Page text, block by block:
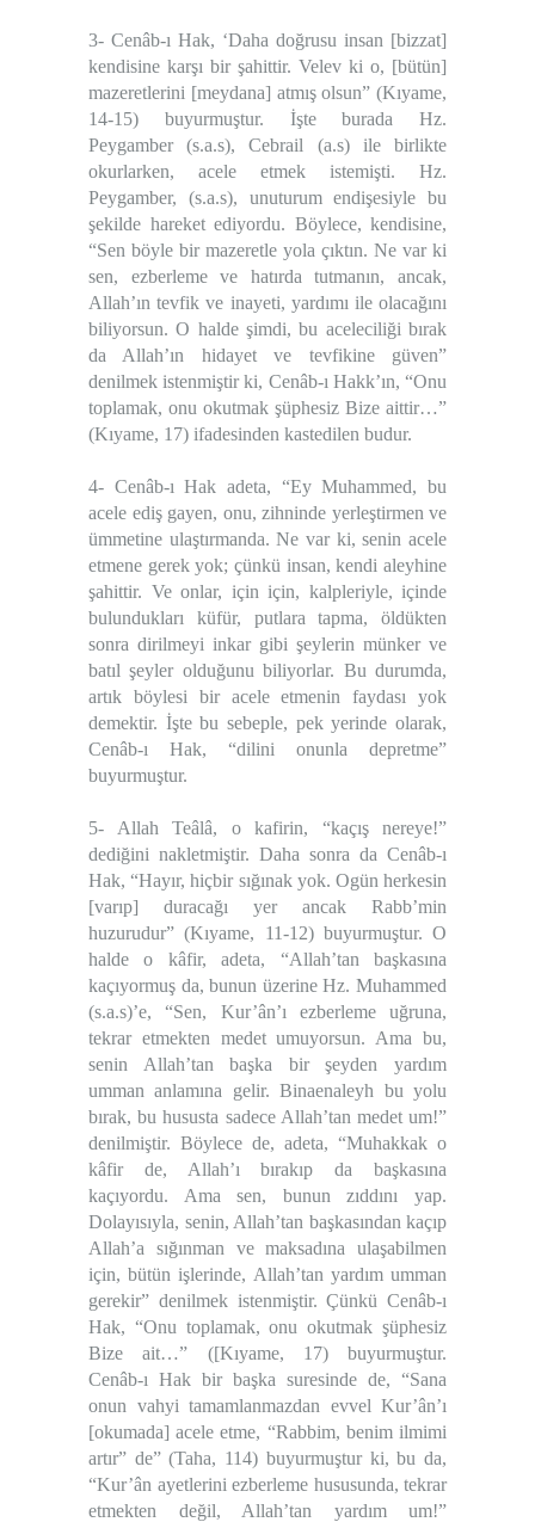
3- Cenâb-ı Hak, ‘Daha doğrusu insan [bizzat]
kendisine karşı bir şahittir. Velev ki o, [bütün]
mazeretlerini [meydana] atmış olsun” (Kıyame,
14-15) buyurmuştur. İşte burada Hz.
Peygamber (s.a.s), Cebrail (a.s) ile birlikte
okurlarken, acele etmek istemişti. Hz.
Peygamber, (s.a.s), unuturum endişesiyle bu
şekilde hareket ediyordu. Böylece, kendisine,
“Sen böyle bir mazeretle yola çıktın. Ne var ki
sen, ezberleme ve hatırda tutmanın, ancak,
Allah’ın tevfik ve inayeti, yardımı ile olacağını
biliyorsun. O halde şimdi, bu aceleciliği bırak
da Allah’ın hidayet ve tevfikine güven”
denilmek istenmiştir ki, Cenâb-ı Hakk’ın, “Onu
toplamak, onu okutmak şüphesiz Bize aittir…”
(Kıyame, 17) ifadesinden kastedilen budur.
4- Cenâb-ı Hak adeta, “Ey Muhammed, bu
acele ediş gayen, onu, zihninde yerleştirmen ve
ümmetine ulaştırmanda. Ne var ki, senin acele
etmene gerek yok; çünkü insan, kendi aleyhine
şahittir. Ve onlar, için için, kalpleriyle, içinde
bulundukları küfür, putlara tapma, öldükten
sonra dirilmeyi inkar gibi şeylerin münker ve
batıl şeyler olduğunu biliyorlar. Bu durumda,
artık böylesi bir acele etmenin faydası yok
demektir. İşte bu sebeple, pek yerinde olarak,
Cenâb-ı Hak, “dilini onunla depretme”
buyurmuştur.
5- Allah Teâlâ, o kafirin, “kaçış nereye!”
dediğini nakletmiştir. Daha sonra da Cenâb-ı
Hak, “Hayır, hiçbir sığınak yok. Ogün herkesin
[varıp] duracağı yer ancak Rabb’min
huzurudur” (Kıyame, 11-12) buyurmuştur. O
halde o kâfir, adeta, “Allah’tan başkasına
kaçıyormuş da, bunun üzerine Hz. Muhammed
(s.a.s)’e, “Sen, Kur’ân’ı ezberleme uğruna,
tekrar etmekten medet umuyorsun. Ama bu,
senin Allah’tan başka bir şeyden yardım
umman anlamına gelir. Binaenaleyh bu yolu
bırak, bu hususta sadece Allah’tan medet um!”
denilmiştir. Böylece de, adeta, “Muhakkak o
kâfir de, Allah’ı bırakıp da başkasına
kaçıyordu. Ama sen, bunun zıddını yap.
Dolayısıyla, senin, Allah’tan başkasından kaçıp
Allah’a sığınman ve maksadına ulaşabilmen
için, bütün işlerinde, Allah’tan yardım umman
gerekir” denilmek istenmiştir. Çünkü Cenâb-ı
Hak, “Onu toplamak, onu okutmak şüphesiz
Bize ait…” ([Kıyame, 17) buyurmuştur.
Cenâb-ı Hak bir başka suresinde de, “Sana
onun vahyi tamamlanmazdan evvel Kur’ân’ı
[okumada] acele etme, “Rabbim, benim ilmimi
artır” de” (Taha, 114) buyurmuştur ki, bu da,
“Kur’ân ayetlerini ezberleme hususunda, tekrar
etmekten değil, Allah’tan yardım um!”